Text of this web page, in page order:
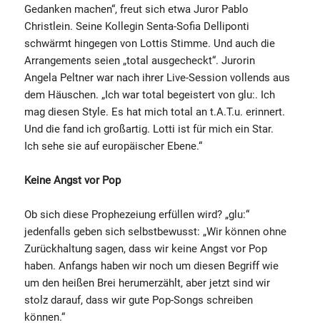
Gedanken machen“, freut sich etwa Juror Pablo
Christlein. Seine Kollegin Senta-Sofia Delliponti
schwärmt hingegen von Lottis Stimme. Und auch die
Arrangements seien „total ausgecheckt“. Jurorin
Angela Peltner war nach ihrer Live-Session vollends aus
dem Häuschen. „Ich war total begeistert von glu:. Ich
mag diesen Style. Es hat mich total an t.A.T.u. erinnert.
Und die fand ich großartig. Lotti ist für mich ein Star.
Ich sehe sie auf europäischer Ebene.“
Keine Angst vor Pop
Ob sich diese Prophezeiung erfüllen wird? „glu:“
jedenfalls geben sich selbstbewusst: „Wir können ohne
Zurückhaltung sagen, dass wir keine Angst vor Pop
haben. Anfangs haben wir noch um diesen Begriff wie
um den heißen Brei herumerzählt, aber jetzt sind wir
stolz darauf, dass wir gute Pop-Songs schreiben
können.“